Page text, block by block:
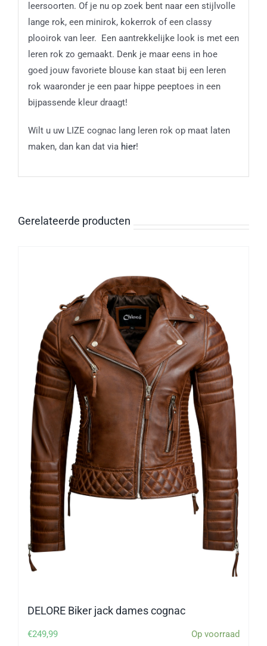
leersoorten. Of je nu op zoek bent naar een stijlvolle
lange rok, een minirok, kokerrok of een classy
plooirok van leer. Een aantrekkelijke look is met een
leren rok zo gemaakt. Denk je maar eens in hoe
goed jouw favoriete blouse kan staat bij een leren
rok waaronder je een paar hippe peeptoes in een
bijpassende kleur draagt!
Wilt u uw LIZE cognac lang leren rok op maat laten
maken, dan kan dat via hier!
Gerelateerde producten
DELORE Biker jack dames cognac
€249,99 Op voorraad